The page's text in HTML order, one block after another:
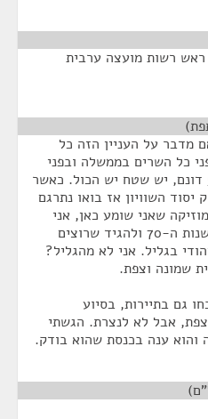
ראש רשות מועצה ערבית
מדבר על העניין הזה כל
כל השרים בממשלה ובפני
ראש הממשלה. הקציב לזה 50 דונם, יש שטח יש הכול. כאשר
יסוד השוויון אז בואו נתרגם
שאני שומע כאן, אני
מתקומם לה, חסר לנו לחזור לשנות ה-70 ולהגיד שרוצים
בגליל. אני לא מהגליל?
שמונה וצפת.
גם בתיירות, בסיוע
אבל לא לנצרת. הגשתי
ענה בכנסת שהוא בודק.